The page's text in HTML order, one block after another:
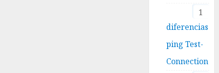
1
diferencias
ping Test-
Connection